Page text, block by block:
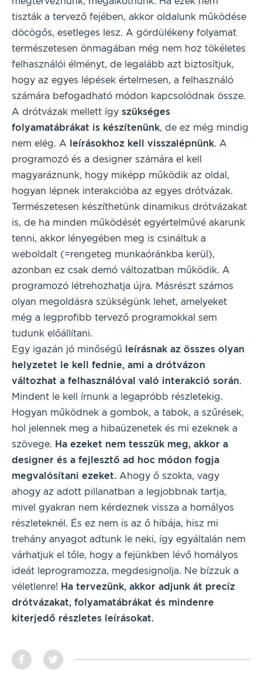
tiszták a tervező fejében, akkor oldalunk működése
döcögős, esetleges lesz. A gördülékeny folyamat
természetesen önmagában még nem hoz tökéletes
felhasználói élményt, de legalább azt biztosítjuk,
hogy az egyes lépések értelmesen, a felhasználó
számára befogadható módon kapcsolódnak össze.
A drótvázak mellett így szükséges
folyamatábrákat is készítenünk, de ez még mindig
nem elég. A leírásokhoz kell visszalépnünk. A
programozó és a designer számára el kell
magyaráznunk, hogy miképp működik az oldal,
hogyan lépnek interakcióba az egyes drótvázak.
Természetesen készíthetünk dinamikus drótvázakat
is, de ha minden működését egyértelművé akarunk
tenni, akkor lényegében meg is csináltuk a
weboldalt (=rengeteg munkaóránkba kerül),
azonban ez csak demó változatban működik. A
programozó létrehozhatja újra. Másrészt számos
olyan megoldásra szükségünk lehet, amelyeket
még a legprofibb tervező programokkal sem
tudunk előállítani.
Egy igazán jó minőségű leírásnak az összes olyan
helyzetet le kell fednie, ami a drótvázon
változhat a felhasználóval való interakció során.
Mindent le kell írnunk a legapróbb részletekig.
Hogyan működnek a gombok, a tabok, a szűrések,
hol jelennek meg a hibaüzenetek és mi ezeknek a
szövege. Ha ezeket nem tesszük meg, akkor a
designer és a fejlesztő ad hoc módon fogja
megvalósítani ezeket. Ahogy ő szokta, vagy
ahogy az adott pillanatban a legjobbnak tartja,
mivel gyakran nem kérdeznek vissza a homályos
részleteknél. És ez nem is az ő hibája, hisz mi
trehány anyagot adtunk le neki, így egyáltalán nem
várhatjuk el tőle, hogy a fejünkben lévő homályos
ideát leprogramozza, megdesignolja. Ne bízzuk a
véletlenre! Ha tervezünk, akkor adjunk át precíz
drótvázakat, folyamatábrákat és mindenre
kiterjedő részletes leírásokat.